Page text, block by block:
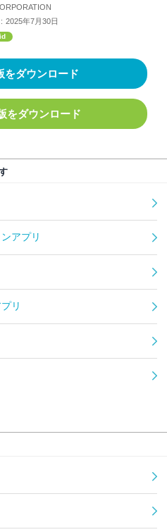
2025年7月30日
をダウンロード
をダウンロード
アプリ
リ